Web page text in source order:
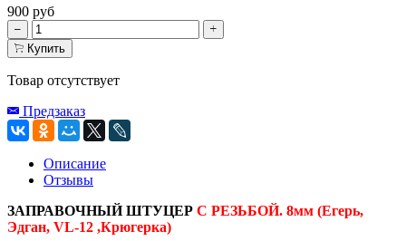
900 руб
Купить
Товар отсутствует
Предзаказ
Описание
Отзывы
ЗАПРАВОЧНЫЙ ШТУЦЕР С РЕЗЬБОЙ. 8мм (Егерь,
Эдган, VL-12 ,Крюгерка)